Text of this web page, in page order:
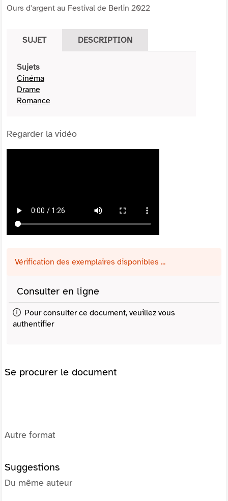
Ours d'argent au Festival de Berlin 2022
SUJET DESCRIPTION
Sujets
Cinéma
Drame
Romance
Regarder la vidéo
Vérification des exemplaires disponibles ...
Consulter en ligne
Pour consulter ce document, veuillez vous
authentifier
Se procurer le document
Autre format
Suggestions
Du même auteur